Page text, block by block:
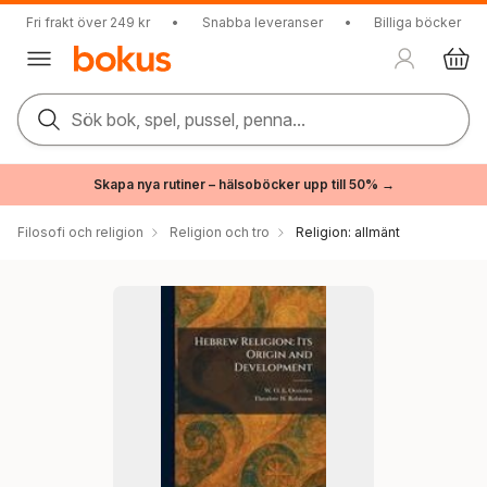
Fri frakt över 249 kr • Snabba leveranser • Billiga böcker
Sök bok, spel, pussel, penna...
Skapa nya rutiner – hälsoböcker upp till 50% →
Filosofi och religion Religion och tro Religion: allmänt